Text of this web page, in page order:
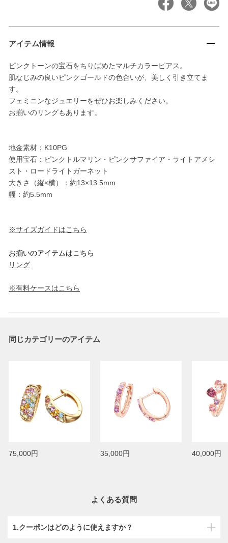
アイテム情報
ピンクトーンの宝石をちりばめたマルチカラーピアス。
肌なじみの良いピンクゴールドの色合いが、美しく引き立てま
す。
フェミニンなジュエリーをぜひお楽しみください。
お揃いのリングもあります。
地金素材：K10PG
使用宝石：ピンクトルマリン・ピンクサファイア・ライトアメシ
スト・ロードライトガーネット
大きさ（縦×横）：約13×13.5mm
幅：約5.5mm
※サイズガイドはこちら
お揃いのアイテムはこちら
リング
※有料ケースはこちら
同じカテゴリーのアイテム
75,000円 35,000円 40,000円
よくある質問
1.クーポンはどのように使えますか？